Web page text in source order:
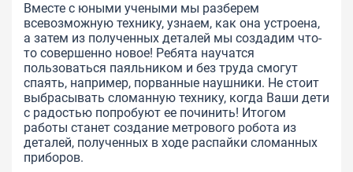
Вместе с юными учеными мы разберем
всевозможную технику, узнаем, как она устроена,
а затем из полученных деталей мы создадим что-
то совершенно новое! Ребята научатся
пользоваться паяльником и без труда смогут
спаять, например, порванные наушники. Не стоит
выбрасывать сломанную технику, когда Ваши дети
с радостью попробуют ее починить! Итогом
работы станет создание метрового робота из
деталей, полученных в ходе распайки сломанных
приборов.